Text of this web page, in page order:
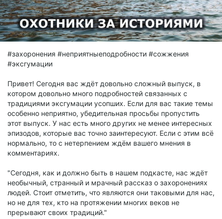
#захоронения #неприятныеподробности #сожжения
#эксгумации
Привет! Сегодня вас ждёт довольно сложный выпуск, в
котором довольно много подробностей связанных с
традициями эксгумации усопших. Если для вас такие темы
особенно неприятно, убедительная просьбы пропустить
этот выпуск. У нас есть много других не менее интересных
эпизодов, которые вас точно заинтересуют. Если с этим всё
нормально, то с нетерпением ждём вашего мнения в
комментариях.
"Сегодня, как и должно быть в нашем подкасте, нас ждёт
необычный, странный и мрачный рассказ о захоронениях
людей. Стоит отметить, что являются они таковыми для нас,
но не для тех, кто на протяжении многих веков не
прерывают своих традиций."